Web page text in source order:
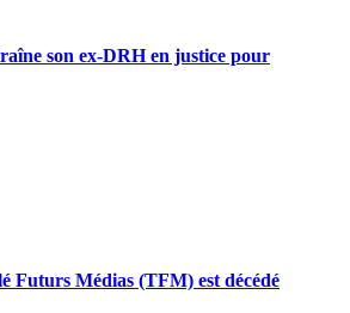
son ex-DRH en justice pour
Futurs Médias (TFM) est décédé